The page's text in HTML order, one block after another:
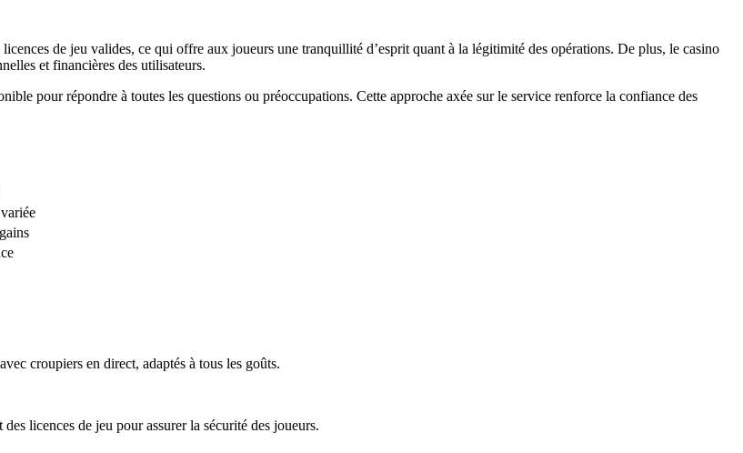
de jeu valides, ce qui offre aux joueurs une tranquillité d’esprit quant à la légitimité des opérations. De plus, le casino
et financières des utilisateurs.
pour répondre à toutes les questions ou préoccupations. Cette approche axée sur le service renforce la confiance des
croupiers en direct, adaptés à tous les goûts.
licences de jeu pour assurer la sécurité des joueurs.